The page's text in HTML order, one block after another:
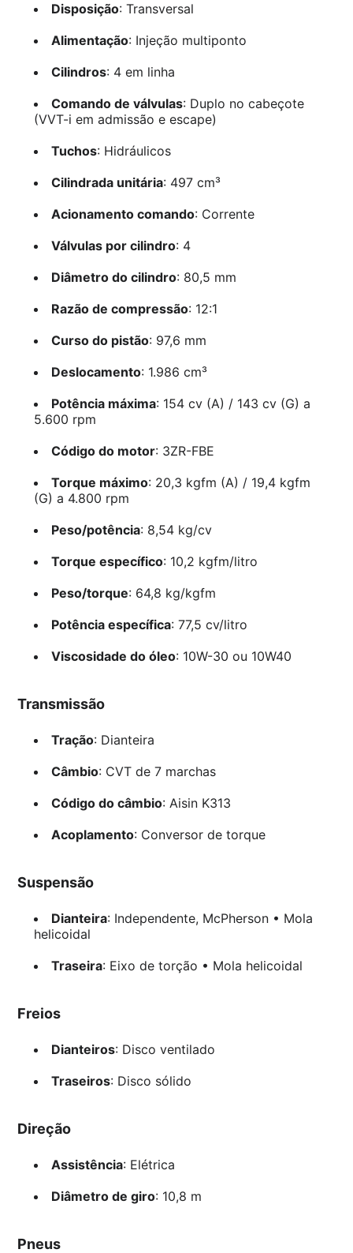
Disposição: Transversal
Alimentação: Injeção multiponto
Cilindros: 4 em linha
Comando de válvulas: Duplo no cabeçote
(VVT-i em admissão e escape)
Tuchos: Hidráulicos
Cilindrada unitária: 497 cm³
Acionamento comando: Corrente
Válvulas por cilindro: 4
Diâmetro do cilindro: 80,5 mm
Razão de compressão: 12:1
Curso do pistão: 97,6 mm
Deslocamento: 1.986 cm³
Potência máxima: 154 cv (A) / 143 cv (G) a
5.600 rpm
Código do motor: 3ZR-FBE
Torque máximo: 20,3 kgfm (A) / 19,4 kgfm
(G) a 4.800 rpm
Peso/potência: 8,54 kg/cv
Torque específico: 10,2 kgfm/litro
Peso/torque: 64,8 kg/kgfm
Potência específica: 77,5 cv/litro
Viscosidade do óleo: 10W-30 ou 10W40
Transmissão
Tração: Dianteira
Câmbio: CVT de 7 marchas
Código do câmbio: Aisin K313
Acoplamento: Conversor de torque
Suspensão
Dianteira: Independente, McPherson • Mola
helicoidal
Traseira: Eixo de torção • Mola helicoidal
Freios
Dianteiros: Disco ventilado
Traseiros: Disco sólido
Direção
Assistência: Elétrica
Diâmetro de giro: 10,8 m
Pneus